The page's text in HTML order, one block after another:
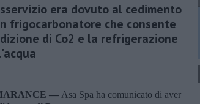
era dovuto al cedimento
frigocarbonatore che consente
di Co2 e la refrigerazione
— Asa Spa ha comunicato di aver